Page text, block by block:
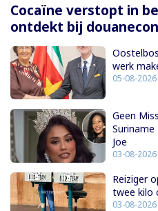
Cocaïne verstopt in
ontdekt bij
werk
05-08-2026
Geen
Suriname
Joe
03-08-2026
Reiziger
twee kilo
03-08-2026